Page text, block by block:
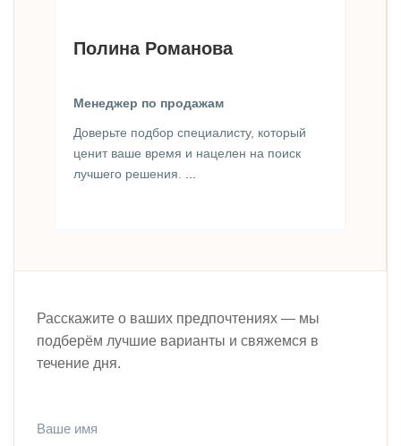
Полина Романова
Менеджер по продажам
Доверьте подбор специалисту, который
ценит ваше время и нацелен на поиск
лучшего решения.
Расскажите о ваших предпочтениях — мы
подберём лучшие варианты и свяжемся в
течение дня.